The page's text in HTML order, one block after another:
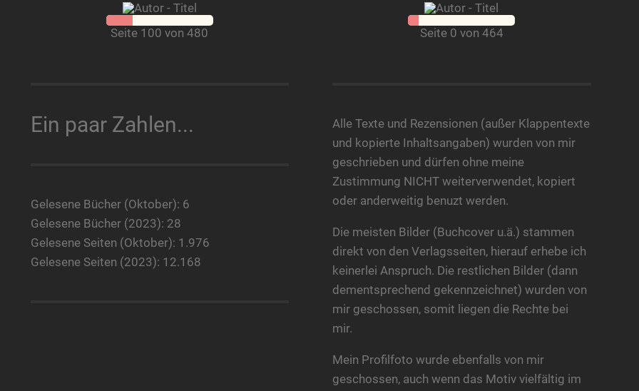
Seite 100 von 480
Ein paar Zahlen...
Gelesene Bücher (Oktober): 6
Gelesene Bücher (2023): 28
Gelesene Seiten (Oktober): 1.976
Gelesene Seiten (2023): 12.168
Seite 0 von 464
Alle Texte und Rezensionen (außer Klappentexte
und kopierte Inhaltsangaben) wurden von mir
geschrieben und dürfen ohne meine
Zustimmung NICHT weiterverwendet, kopiert
oder anderweitig benuzt werden.
Die meisten Bilder (Buchcover u.ä.) stammen
direkt von den Verlagsseiten, hierauf erhebe ich
keinerlei Anspruch. Die restlichen Bilder (dann
dementsprechend gekennzeichnet) wurden von
mir geschossen, somit liegen die Rechte bei
mir.
Mein Profilfoto wurde ebenfalls von mir
geschossen, auch wenn das Motiv vielfältig im